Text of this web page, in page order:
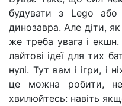
будувати з Lego або
динозавра. Але діти,
же треба увага і екшн.
лайтові ідеї для тих
нулі. Тут вам і ігри, і
це можна робити,
хвилюйтесь: навіть